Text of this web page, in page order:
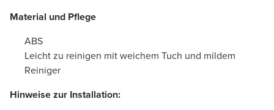
Material und Pflege
ABS
Leicht zu reinigen mit weichem Tuch und mildem
Reiniger
Hinweise zur Installation: